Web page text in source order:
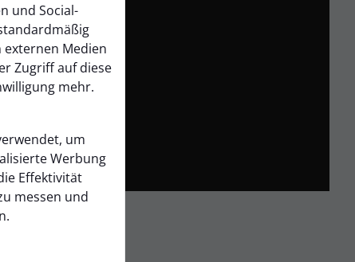
und Social-
externen Medien
Zugriff auf diese
mehr.
um
Werbung
Effektivität
messen und